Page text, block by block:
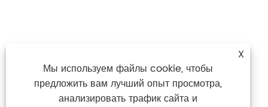
X
Мы используем файлы cookie, чтобы
предложить вам лучший опыт просмотра,
анализировать трафик сайта и